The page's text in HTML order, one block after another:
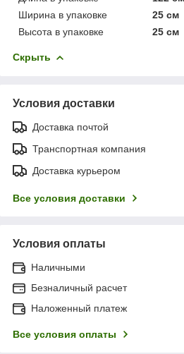
Ширина в упаковке
25 см
Высота в упаковке
25 см
Скрыть
Условия доставки
Доставка почтой
Транспортная компания
Доставка курьером
Все условия доставки
Условия оплаты
Наличными
Безналичный расчет
Наложенный платеж
Все условия оплаты